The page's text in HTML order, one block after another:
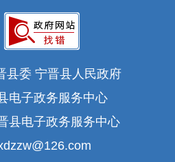
县委 宁晋县人民政府
电子政务服务中心
县电子政务服务中心